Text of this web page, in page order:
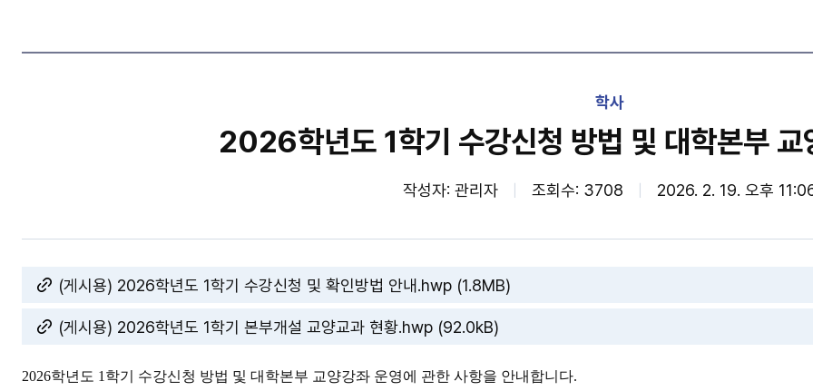
학사
2026학년도 1학기 수강신청 방법 및 대학본부 교
작성자: 관리자 조회수: 3708 2026. 2. 19. 오후
(게시용) 2026학년도 1학기 수강신청 및 확인방법 안내.hwp (1.8MB)
(게시용) 2026학년도 1학기 본부개설 교양교과 현황.hwp (92.0kB)
2026학년도 1학기 수강신청 방법 및 대학본부 교양강좌 운영에 관한 사항을 안내합니다.